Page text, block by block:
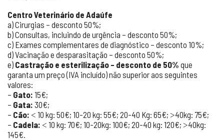
Centro Veterinário de Adaúfe
a) Cirurgias – desconto 50%;
b) Consultas, incluindo de urgência – desconto 50%;
c) Exames complementares de diagnóstico – desconto 10%;
d) Vacinação e desparasitação – desconto 50%;
e) Castração e esterilização – desconto de 50% que
garanta um preço (IVA incluído) não superior aos seguintes
valores:
– Gato: 15€;
– Gata: 30€;
– Cão: ˂ 10 kg: 50€; 10-20 kg: 55€; 20-40 Kg: 65€; ˃40kg: 75€;
– Cadela: ˂ 10 kg: 70€; 10-20kg: 100€; 20-40 kg: 120€; ˃40kg:
145€.